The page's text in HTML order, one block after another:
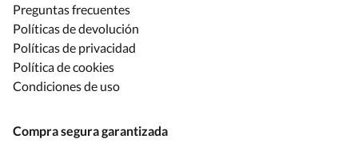
Preguntas frecuentes
Políticas de devolución
Políticas de privacidad
Política de cookies
Condiciones de uso
Compra segura garantizada